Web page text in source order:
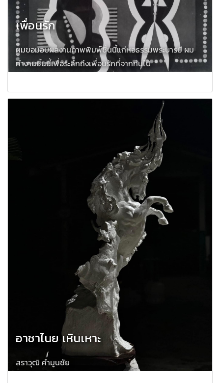
เพื่อนรัก
ผมขอมอบผลงานภาพพิมพ์ชิ้นนี้แก่หอธรรมพระบารมี ผม
ทำงานชิ้นนี้เพื่อระลึกถึงเพื่อนรักที่จากกันไป
อาชาไนย เหินเหาะ
สราวุฒิ คำมูนชัย